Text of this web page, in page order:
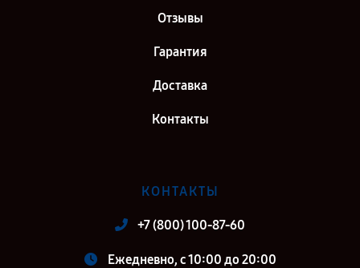
Отзывы
Гарантия
Доставка
Контакты
КОНТАКТЫ
+7 (800) 100-87-60
Ежедневно, с 10:00 до 20:00